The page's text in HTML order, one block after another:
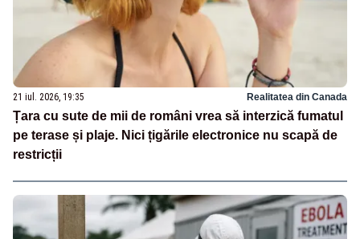
21 iul. 2026, 19:35 Realitatea din Canada
Țara cu sute de mii de români vrea să interzică fumatul
pe terase și plaje. Nici țigările electronice nu scapă de
restricții